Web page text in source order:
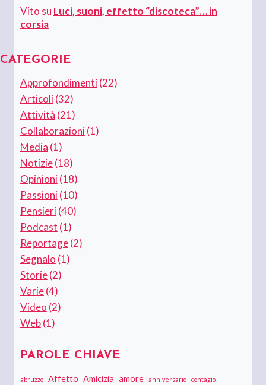
Vito su Luci, suoni, effetto “discoteca”… in
corsia
CATEGORIE
Approfondimenti(22)
Articoli(32)
Attività (21)
Collaborazioni(1)
Media (1)
Notizie(18)
Opinioni(18)
Passioni(10)
Pensieri(40)
Podcast (1)
Reportage(2)
Segnalo (1)
Storie(2)
Varie(4)
Video (2)
Web(1)
PAROLE CHIAVE
abruzzo Affetto Amicizia amore anniversario contagio